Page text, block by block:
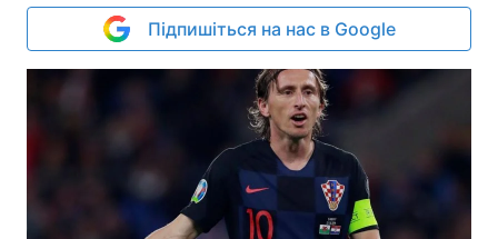
Підпишіться на нас в Google